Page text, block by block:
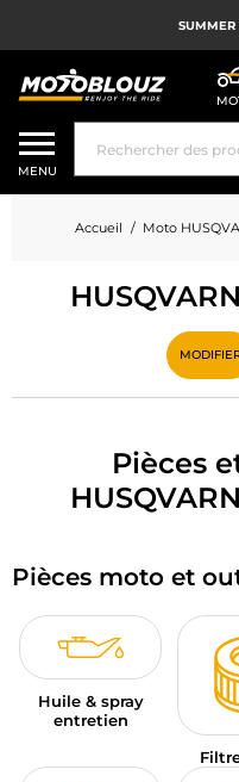
SUMMER
CASQUE
MX,
HIGH TECH
AIRBAG
PIÈCES
BONS
CARTES
MENU
Accueil Moto
Pièces
Pièces moto et
Huile & spray
entretien